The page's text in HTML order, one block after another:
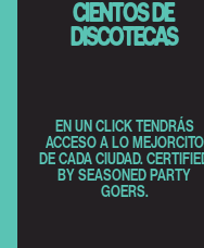
CIENTOS DE
DISCOTECAS
EN UN CLICK TENDRÁS
ACCESO A LO MEJORCITO
DE CADA CIUDAD.
BY SEASONED PARTY
GOERS.